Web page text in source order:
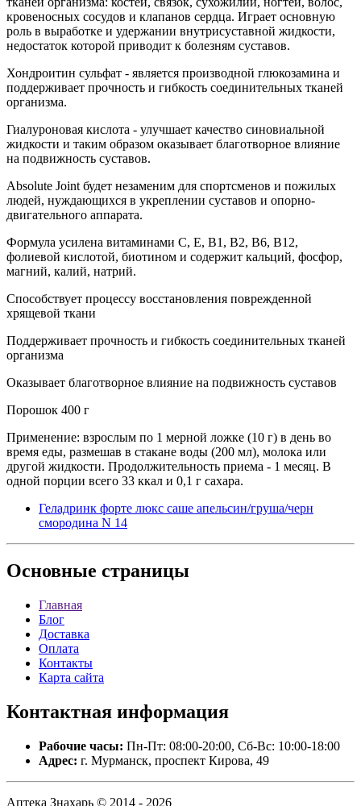
кровеносных сосудов и клапанов сердца. Играет основную
роль в выработке и удержании внутрисуставной жидкости,
недостаток которой приводит к болезням суставов.
Хондроитин сульфат - является производной глюкозамина и
поддерживает прочность и гибкость соединительных тканей
организма.
Гиалуроновая кислота - улучшает качество синовиальной
жидкости и таким образом оказывает благотворное влияние
на подвижность суставов.
Absolute Joint будет незаменим для спортсменов и пожилых
людей, нуждающихся в укреплении суставов и опорно-
двигательного аппарата.
Формула усилена витаминами С, Е, B1, B2, В6, В12,
фолиевой кислотой, биотином и содержит кальций, фосфор,
магний, калий, натрий.
Способствует процессу восстановления поврежденной
хрящевой ткани
Поддерживает прочность и гибкость соединительных тканей
организма
Оказывает благотворное влияние на подвижность суставов
Порошок 400 г
Применение: взрослым по 1 мерной ложке (10 г) в день во
время еды, размешав в стакане воды (200 мл), молока или
другой жидкости. Продолжительность приема - 1 месяц. В
одной порции всего 33 ккал и 0,1 г сахара.
Геладринк форте люкс саше апельсин/груша/черн
смородина N 14
Основные страницы
Главная
Блог
Доставка
Оплата
Контакты
Карта сайта
Контактная информация
Рабочие часы: Пн-Пт: 08:00-20:00, Сб-Вс: 10:00-18:00
Адрес: г. Мурманск, проспект Кирова, 49
Аптека Знахарь © 2014 - 2026